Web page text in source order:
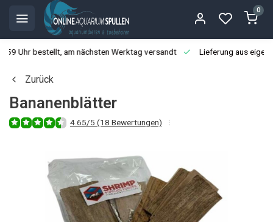
0
Uhr bestellt, am nächsten Werktag versandt Lieferung aus
Zurück
Bananenblätter
4.65/5 (18 Bewertungen)